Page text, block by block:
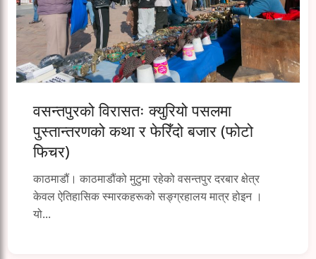
वसन्तपुरको विरासतः क्युरियो पसलमा
पुस्तान्तरणको कथा र फेरिँदो बजार (फोटो
फिचर)
काठमाडौं। काठमाडौंको मुटुमा रहेको वसन्तपुर दरबार क्षेत्र
केवल ऐतिहासिक स्मारकहरूको सङ्ग्रहालय मात्र होइन ।
यो...